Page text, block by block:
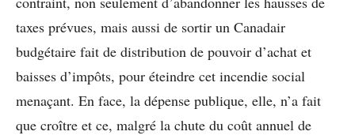
taxes prévues, mais aussi de sortir un Canadair
budgétaire fait de distribution de pouvoir d’achat et
baisses d’impôts, pour éteindre cet incendie social
menaçant. En face, la dépense publique, elle, n’a fait
que croître et ce, malgré la chute du coût annuel de